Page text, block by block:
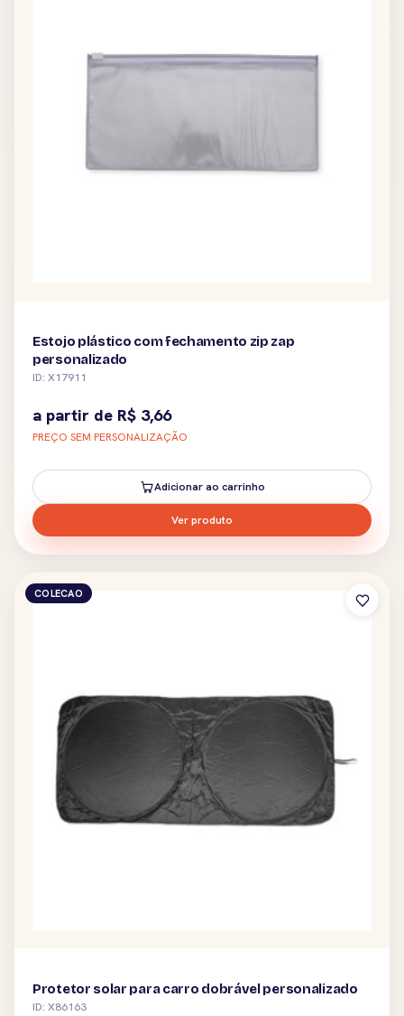
Estojo plástico com fechamento zip zap
personalizado
ID: X17911
a partir de R$ 3,66
PREÇO SEM PERSONALIZAÇÃO
Adicionar ao carrinho
Ver produto
COLECAO
Protetor solar para carro dobrável personalizado
ID: X86163